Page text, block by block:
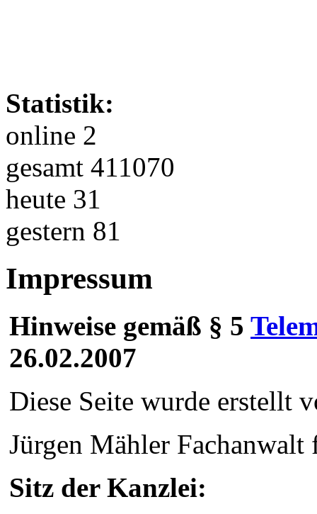
Statistik:
online 2
gesamt 411070
heute 31
gestern 81
Impressum
Hinweise gemäß § 5
26.02.2007
Diese Seite wurde erstellt
Jürgen Mähler
Sitz der Kanzlei: